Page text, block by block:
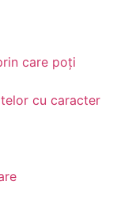
care poți
cu caracter